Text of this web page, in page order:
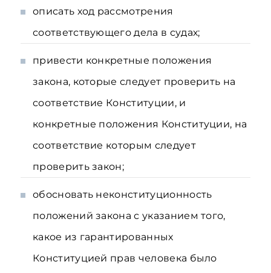
описать ход рассмотрения
соответствующего дела в судах;
привести конкретные положения
закона, которые следует проверить на
соответствие Конституции, и
конкретные положения Конституции, на
соответствие которым следует
проверить закон;
обосновать неконституционность
положений закона с указанием того,
какое из гарантированных
Конституцией прав человека было